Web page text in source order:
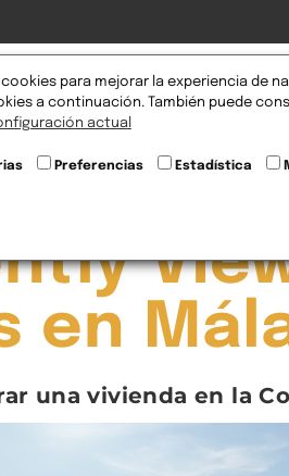
Promociones
en
una vivienda en la
cookies para mejorar la experiencia de
a continuación. También puede
actual
Preferencias Estadística